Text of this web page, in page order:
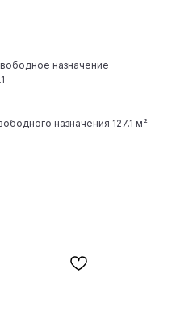
назначение
назначения 127.1 м²